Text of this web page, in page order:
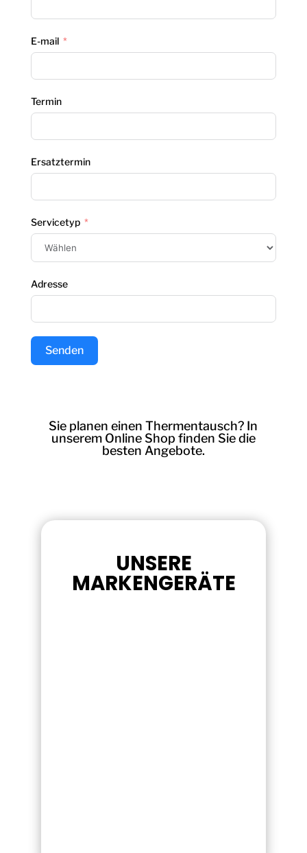
E-mail
Termin
Ersatztermin
Servicetyp
Adresse
Senden
Sie planen einen Thermentausch? In
unserem Online Shop finden Sie die
besten Angebote.
UNSERE
MARKENGERÄTE